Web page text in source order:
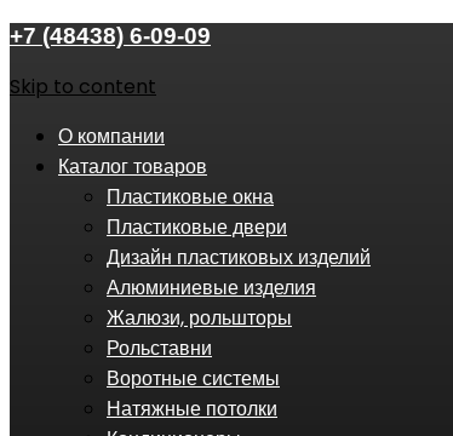
+7 (48438) 6-09-09
Skip to content
О компании
Каталог товаров
Пластиковые окна
Пластиковые двери
Дизайн пластиковых изделий
Алюминиевые изделия
Жалюзи, рольшторы
Рольставни
Воротные системы
Натяжные потолки